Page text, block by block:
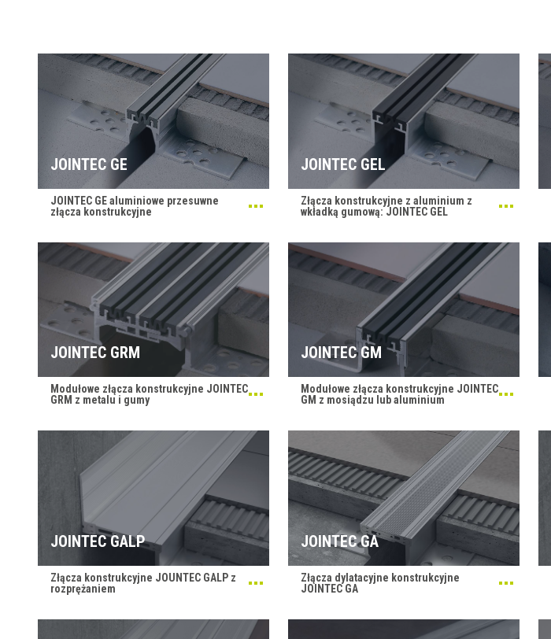
JOINTEC GE
JOINTEC GE aluminiowe przesuwne
złącza konstrukcyjne
JOINTEC GEL
Złącza konstrukcyjne z aluminium z
wkładką gumową: JOINTEC GEL
JOINTEC GRM
Modułowe złącza konstrukcyjne JOINTEC
GRM z metalu i gumy
JOINTEC GM
Modułowe złącza konstrukcyjne JOINTEC
GM z mosiądzu lub aluminium
JOINTEC GALP
Złącza konstrukcyjne JOUNTEC GALP z
rozprężaniem
JOINTEC GA
Złącza dylatacyjne konstrukcyjne
JOINTEC GA